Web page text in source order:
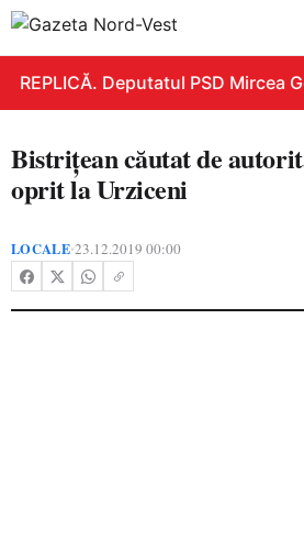
REPLICĂ. Deputatul PSD Mircea
Bistrițean căutat de
oprit la Urziceni
LOCALE•23.12.2019 00:00